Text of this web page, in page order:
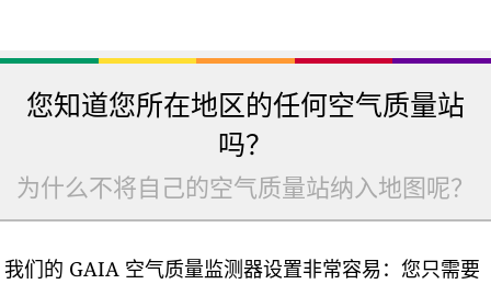
您知道您所在地区的任何空气质量站
吗？
为什么不将自己的空气质量站纳入地图呢？
我们的 GAIA 空气质量监测器设置非常容易：您只需要